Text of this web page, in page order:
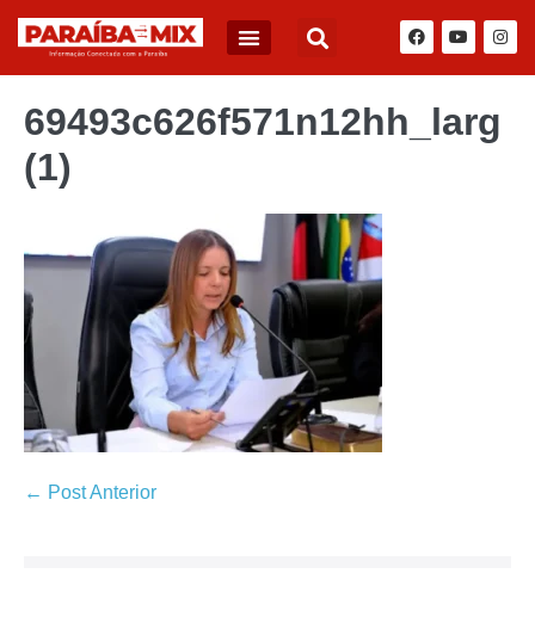
69493c626f571n12hh_larg
(1)
← Post Anterior